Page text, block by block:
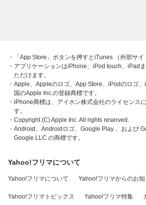
・「App Store」ボタンを押すとiTunes （外部サイ
・アプリケーションはiPhone、iPod touch、iPad
ただけます。
・Apple、Appleのロゴ、App Store、iPodのロゴ
国のApple Inc.の登録商標です。
・iPhone商標は、アイホン株式会社のライセンス
す。
・Copyright (C) Apple Inc. All rights reserved.
・Android、Androidロゴ、Google Play 、および
Google LLC の商標です。
Yahoo!フリマについて
Yahoo!フリマについて Yahoo!フリマからのお
Yahoo!フリマトピックス Yahoo!フリマ特集